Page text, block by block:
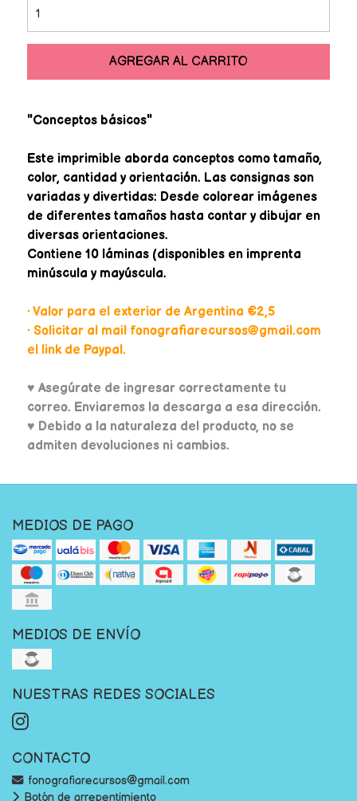
AGREGAR AL CARRITO
"Conceptos básicos"
Este imprimible aborda conceptos como tamaño,
color, cantidad y orientación. Las consignas son
variadas y divertidas: Desde colorear imágenes
de diferentes tamaños hasta contar y dibujar en
diversas orientaciones.
Contiene 10 láminas (disponibles en imprenta
minúscula y mayúscula.
• Valor para el exterior de Argentina €2,5
• Solicitar al mail fonografiarecursos@gmail.com
el link de Paypal.
♥ Asegúrate de ingresar correctamente tu
correo. Enviaremos la descarga a esa dirección.
♥ Debido a la naturaleza del producto, no se
admiten devoluciones ni cambios.
MEDIOS DE PAGO
MEDIOS DE ENVÍO
NUESTRAS REDES SOCIALES
CONTACTO
fonografiarecursos@gmail.com
Botón de arrepentimiento